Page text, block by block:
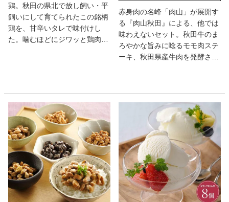
鶏。秋田の県北で放し飼い・平
飼いにして育てられたこの銘柄
鶏を、甘辛いタレで味付けし
た。噛むほどにジワッと鶏肉の
赤身肉の名峰「肉山」が展開す
る『肉山秋田』による、他では
味わえないセット。秋田牛のま
ろやかな旨みに唸るモモ肉ステ
ーキ、秋田県産牛肉を発酵させ
オリティをぜひ。